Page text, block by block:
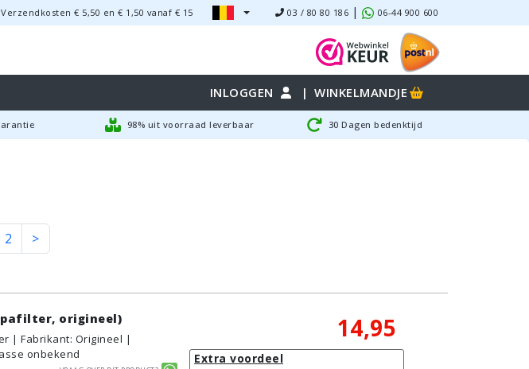
Verzendkosten € 5,50 en € 1,50 vanaf € 15 03 / 80 80 186 | 06-44 900 600
INLOGGEN | WINKELMANDJE
98% uit voorraad leverbaar 30 Dagen bedenktijd
2 >
origineel)
| Fabrikant: Origineel |
onbekend
14,95
Extra voordeel